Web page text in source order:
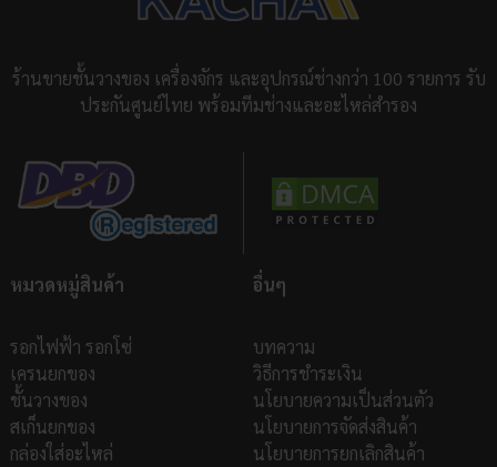
ร้านขายชั้นวางของ เครื่องจักร และอุปกรณ์ช่างกว่า 100 รายการ รับ
ประกันศูนย์ไทย พร้อมทีมช่างและอะไหล่สำรอง
หมวดหมู่สินค้า
รอกไฟฟ้า รอกโซ่
เครนยกของ
ชั้นวางของ
สเก็นยกของ
กล่องใส่อะไหล่
อื่นๆ
บทความ
วิธีการชำระเงิน
นโยบายความเป็นส่วนตัว
นโยบายการจัดส่งสินค้า
นโยบายการยกเลิกสินค้า